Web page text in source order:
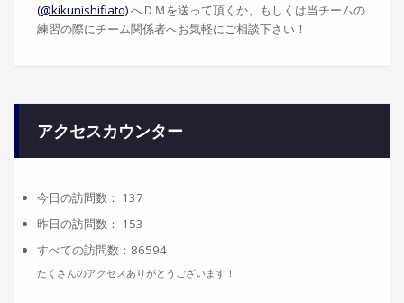
(@kikunishifiato)へＤＭを送って頂くか、もしくは当チームの
練習の際にチーム関係者へお気軽にご相談下さい！
アクセスカウンター
今日の訪問数： 137
昨日の訪問数： 153
すべての訪問数： 86594
たくさんのアクセスありがとうございます！